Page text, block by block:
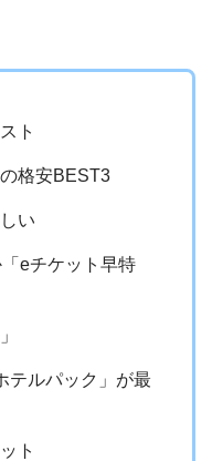
ト
格安BEST3
い
eチケット早特
テルパック」が最
ト